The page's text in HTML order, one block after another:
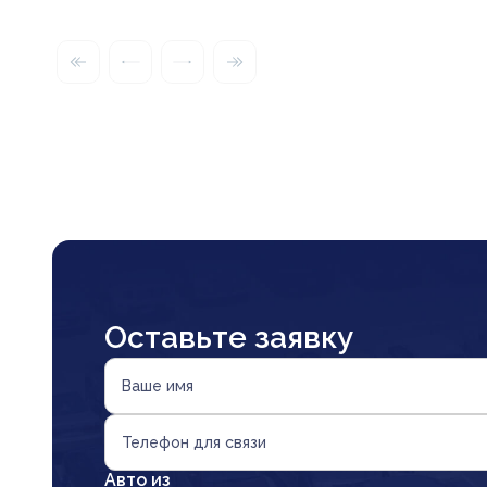
Оставьте заявку
Ваше имя
Телефон для связи
Авто из